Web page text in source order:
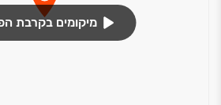
מיקומים בקרבת